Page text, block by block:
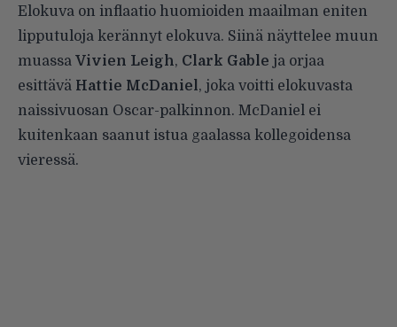
Elokuva on inflaatio huomioiden maailman eniten
lipputuloja kerännyt elokuva. Siinä näyttelee muun
muassa Vivien Leigh, Clark Gable ja orjaa
esittävä Hattie McDaniel, joka voitti elokuvasta
naissivuosan Oscar-palkinnon. McDaniel ei
kuitenkaan saanut istua gaalassa kollegoidensa
vieressä.